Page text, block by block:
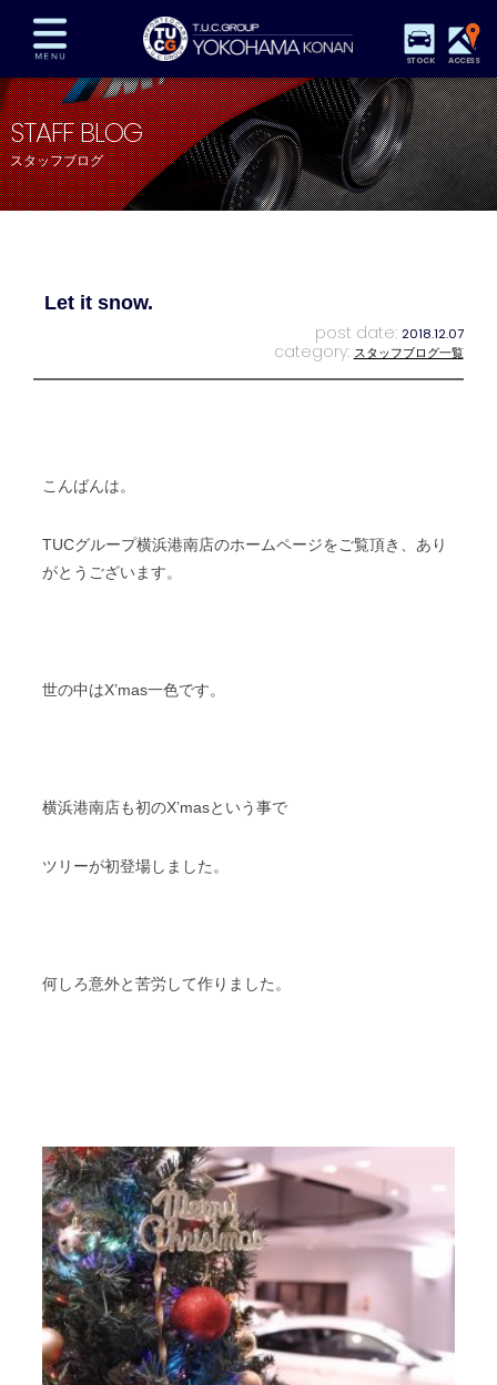
STOCK ACCESS
在庫車両情報 保証&サービス パーツリスト
TUCとは？ 店舗情報 アクセスマップ
全国納車 特別作業 注文販売
STAFF BLOG
スタッフブログ
Let it snow.
post date: 2018.12.07
category: スタッフブログ一覧
こんばんは。
TUCグループ横浜港南店のホームページをご覧頂き、あり
がとうございます。
世の中はX’mas一色です。
横浜港南店も初のX’masという事で
ツリーが初登場しました。
何しろ意外と苦労して作りました。